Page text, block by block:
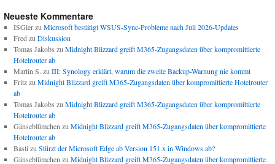
Neueste Kommentare
ISGlerzu Microsoft bestätigt WSUS-Sync-Probleme nach Juli 2026-Updates
Fred zu Diskussion
Tomas Jakobs zu Midnight Blizzard greift M365-Zugangsdaten über kompromittierte
Hotelrouter ab
Martin S. zu III: Synology erklärt, warum die zweite Backup-Warnung nie kommt
Fritzzu Midnight Blizzard greift M365-Zugangsdaten über kompromittierte Hotelrouter
ab
Tomas Jakobs zu Midnight Blizzard greift M365-Zugangsdaten über kompromittierte
Hotelrouter ab
Gänseblümchen zu Midnight Blizzard greift M365-Zugangsdaten über kompromittierte
Hotelrouter ab
Basti zu Stürzt der Microsoft Edge ab Version 151.x in Windows ab?
Gänseblümchen zu Midnight Blizzard greift M365-Zugangsdaten über kompromittierte